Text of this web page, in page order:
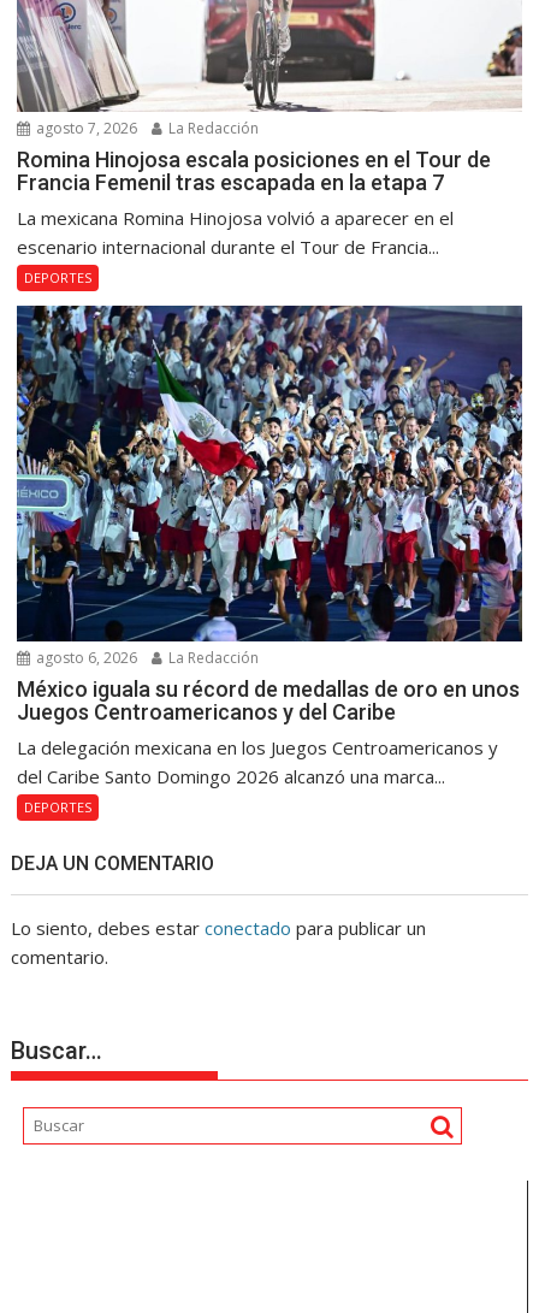
agosto 7, 2026 La Redacción
Romina Hinojosa escala posiciones en el Tour de
Francia Femenil tras escapada en la etapa 7
La mexicana Romina Hinojosa volvió a aparecer en el
escenario internacional durante el Tour de Francia...
DEPORTES
agosto 6, 2026 La Redacción
México iguala su récord de medallas de oro en unos
Juegos Centroamericanos y del Caribe
La delegación mexicana en los Juegos Centroamericanos y
del Caribe Santo Domingo 2026 alcanzó una marca...
DEPORTES
DEJA UN COMENTARIO
Lo siento, debes estarconectado para publicar un
comentario.
Buscar…